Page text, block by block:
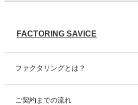
FACTORING SAVICE
ファクタリングとは？
ご契約までの流れ